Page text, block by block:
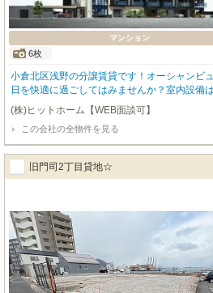
マンション
6枚
小倉北区浅野の分譲賃貸です！オーシャンビ
日を快適に過ごしてはみませんか？室内設備
層ガラスも採用しているので、寒い日も暖か
で付いています！※契約は定期借家契約で5年
(株)ヒットホーム【WEB面談可】
この会社の全物件を見る
旧門司2丁目貸地☆